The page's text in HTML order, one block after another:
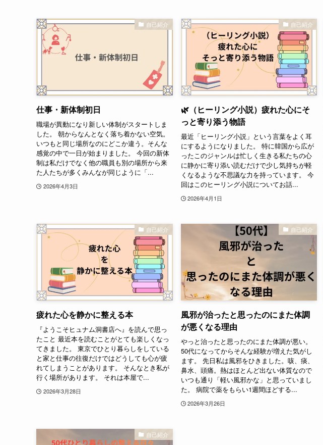
自己紹介
仕事・新体制初日
職場が異動になり新しい体制がスタートしま
した。 朝からなんとなく落ち着かない空気。
いつもと同じ場所なのにどこか違う。そんな
感覚の中で一日が始まりました。 今回の新体
制は私だけでなく他の職員も別の場所から来
た人たちが多くみんなが同じように「...
2026年4月3日
自己紹介
🌿（ヒーリング小説）疲れた心にそ
っと寄り添う物語
最近「ヒーリング小説」という言葉をよく耳
にするようになりました。 特に韓国から広が
ったこのジャンルは忙しく生きる私たちの心
に静かに寄り添い読むだけで少し気持ちが軽
くなるような不思議な力を持っています。 今
回はこのヒーリング小説についてお話...
2026年4月1日
自己紹介
疲れた心を静かに整える本
『ようこそヒュナム洞書店へ』を読んで思っ
たこと 最近本を読むことがとても楽しくなっ
てきました。 東京でひとり暮らしをしている
と家と仕事の往復だけではどうしても心が疲
れてしまうことがあります。 そんなとき私が
行く場所があります。 それは本屋で...
2026年3月28日
自己紹介
風邪が治ったと思ったのにまた体調
が悪くなる理由
やっと治ったと思ったのにまた体調が悪い。
50代になってからそんな経験が増えた気がし
ます。 先日私は風邪をひきました。咳、痰、
鼻水、頭痛。熱はほとんど出ない体質なので
いつも通り「軽い風邪かな」と思っていまし
た。 病院で薬をもらい1週間ほどする...
2026年3月26日
自己紹介